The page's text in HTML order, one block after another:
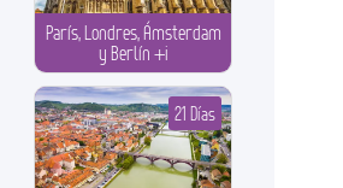
París, Londres, Ámsterdam
y Berlín +i
21 Días